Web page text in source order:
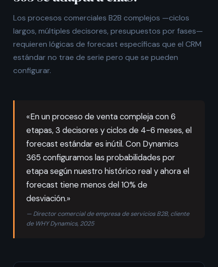
Los procesos comerciales B2B complejos —ciclos
largos, múltiples decisores, presupuestos por fases—
requieren lógicas de forecast específicas que el CRM
estándar no trae de serie pero que se pueden
configurar.
«En un proceso de venta compleja con 6
etapas, 3 decisores y ciclos de 4-6 meses, el
forecast estándar es inútil. Con Dynamics
365 configuramos las probabilidades por
etapa según nuestro histórico real y ahora el
forecast tiene menos del 10% de
desviación.»
— Director comercial de empresa de servicios B2B, cliente
de WHY Dynamics, 2025